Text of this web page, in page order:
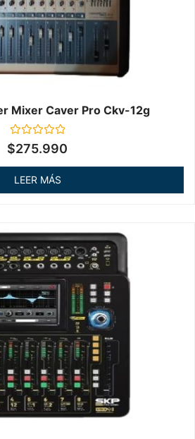
Mixer Caver Pro Ckv-12g
Valorado
en
$275.990
LEER MÁS